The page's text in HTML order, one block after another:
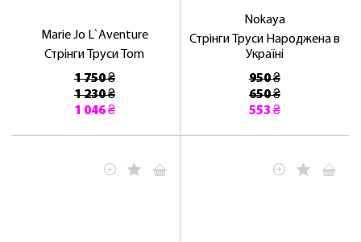
Marie Jo L`Aventure
Стрінги Труси Tom
1 750 ₴
1 230 ₴
1 046 ₴
Nokaya
Стрінги Труси Народжена в
Україні
950 ₴
650 ₴
553 ₴